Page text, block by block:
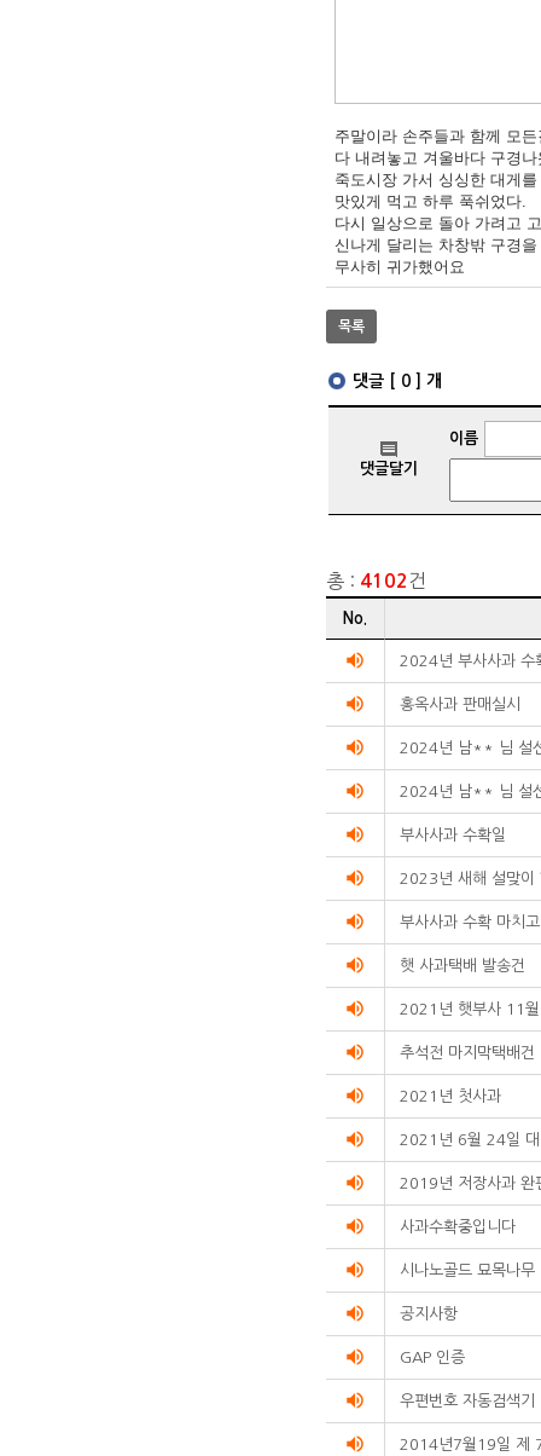
주말이라 손주들과 함께 모든
다 내려놓고 겨울바다 구경
죽도시장 가서 싱싱한 대게
맛있게 먹고 하루 푹쉬었다.
다시 일상으로 돌아 가려고
신나게 달리는 차창밖 구경
무사히 귀가했어요
목록
총 : 4102 건
게시글
순번
제목
작성자
작성일
조회수를
리스트화한
테이블입니다.
No.
volume_up 2024년 부사사과 수
volume_up 홍옥사과 판매실시
volume_up 2024년 남** 님 설
volume_up 2024년 남** 님 설
volume_up 부사사과 수확일
volume_up 2023년 새해 설맞이
volume_up 부사사과 수확 마치
volume_up 햇 사과택배 발송건
volume_up 2021년 햇부사 11
volume_up 추석전 마지막택배건
volume_up 2021년 첫사과
volume_up 2021년 6월 24일 대
volume_up 2019년 저장사과 완
volume_up 사과수확중입니다
volume_up 시나노골드 묘목나무
volume_up 공지사항
volume_up GAP 인증
volume_up 우편번호 자동검
volume_up 2014년7월19일 제